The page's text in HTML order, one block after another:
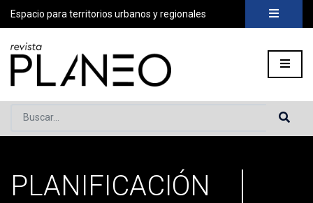
Espacio para territorios urbanos y regionales
Buscar...
Portada » Planificación
PLANIFICACIÓN